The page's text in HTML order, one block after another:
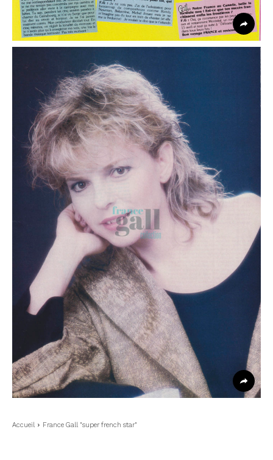
Accueil France Gall "super french star"